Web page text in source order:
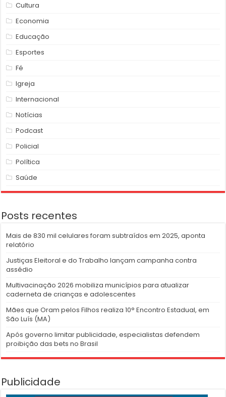
Cultura
Economia
Educação
Esportes
Fé
Igreja
Internacional
Notícias
Podcast
Policial
Política
Saúde
Posts recentes
Mais de 830 mil celulares foram subtraídos em 2025, aponta
relatório
Justiças Eleitoral e do Trabalho lançam campanha contra
assédio
Multivacinação 2026 mobiliza municípios para atualizar
caderneta de crianças e adolescentes
Mães que Oram pelos Filhos realiza 10° Encontro Estadual, em
São Luís (MA)
Após governo limitar publicidade, especialistas defendem
proibição das bets no Brasil
Publicidade